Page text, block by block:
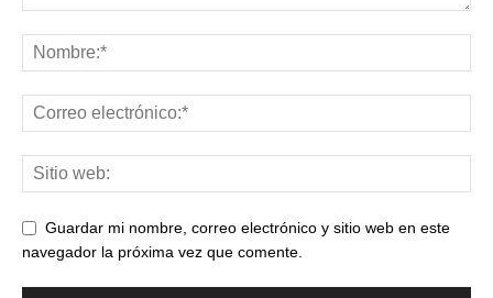
Guardar mi nombre, correo electrónico y sitio web en este
navegador la próxima vez que comente.